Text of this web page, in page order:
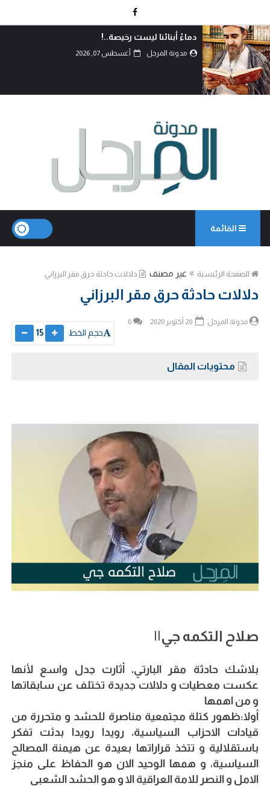
دماءُ أبنائنا ليست رخيصة..!
مدونة المرجل أغسطس 07, 2026
القائمة
الصفحة الرئيسية غير مصنف دلالات حادثة حرق مقر البرزاني
دلالات حادثة حرق مقر البرزاني
مدونة المرجل 0
حجم الخط 15
محتويات المقال
صلاح التكمه جي||
بلاشك حادثة مقر البارتي، أثارت جدل واسع لأنها
عكست معطيات و دلالات جديدة تختلف عن سابقاتها
و من اهمها
أولا:ظهور كتلة مجتمعية مناصرة للحشد و متحررة من
قيادات الاحزاب السياسية، رويدا رويدا بدئت تفكر
باستقلالية و تتخذ قراراتها بعيدة عن هيمنة المصالح
السياسية، و همها الوحيد الان هو الحفاظ على منجز
الامل و النصر للامة العراقية الا و هو الحشد الشعبي